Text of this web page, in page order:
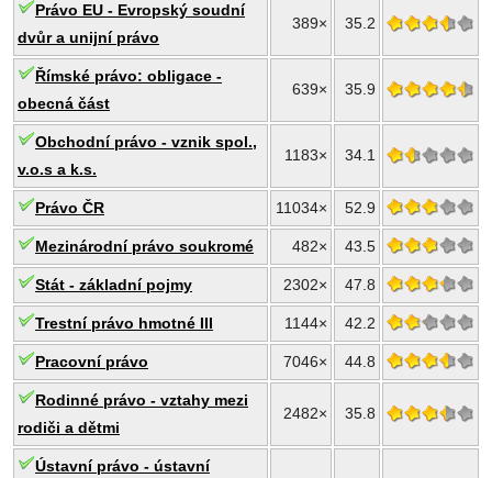
Právo EU - Evropský soudní
dvůr a unijní právo
389× 35.2
Římské právo: obligace -
obecná část
639× 35.9
Obchodní právo - vznik spol.,
v.o.s a k.s.
1183× 34.1
Právo ČR 11034× 52.9
Mezinárodní právo soukromé 482× 43.5
Stát - základní pojmy 2302× 47.8
Trestní právo hmotné III 1144× 42.2
Pracovní právo 7046× 44.8
Rodinné právo - vztahy mezi
rodiči a dětmi
2482× 35.8
Ústavní právo - ústavní